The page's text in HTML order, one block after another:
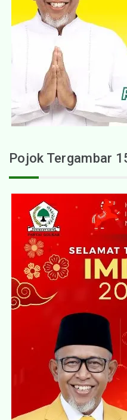
Pojok Tergambar